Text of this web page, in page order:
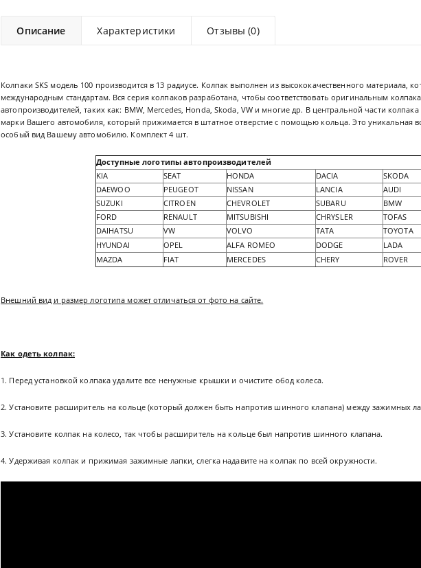
Описание Характеристики Отзывы (0)
Колпаки SKS модель 100 производится в 13 радиусе. Колпак выполнен из высококачественного материала,
международным стандартам. Вся серия колпаков разработана, чтобы соответствовать оригинальным
автопроизводителей, таких как: BMW, Mercedes, Honda, Skoda, VW и многие др. В центральной части
марки Вашего автомобиля, который прижимается в штатное отверстие с помощью кольца. Это уникальная
особый вид Вашему автомобилю. Комплект 4 шт.
Доступные логотипы автопроизводителей
KIA
SEAT HONDA DACIA
SKODA
DAEWOO
PEUGEOT NISSAN LANCIA
AUDI
SUZUKI
CITROEN CHEVROLET SUBARU
BMW
FORD
RENAULT MITSUBISHI CHRYSLER
TOFAS
DAIHATSU
VW VOLVO TATA
TOYOTA
HYUNDAI
OPEL ALFA ROMEO DODGE
LADA
MAZDA
FIAT MERCEDES CHERY ROVER
Внешний вид и размер логотипа может отличаться от фото на сайте.
Как одеть колпак:
1. Перед установкой колпака удалите все ненужные крышки и очистите обод колеса.
2. Установите расширитель на кольце (который должен быть напротив шинного клапана) между зажимных
3. Установите колпак на колесо, так чтобы расширитель на кольце был напротив шинного клапана.
4. Удерживая колпак и прижимая зажимные лапки, слегка надавите на колпак по всей окружности.